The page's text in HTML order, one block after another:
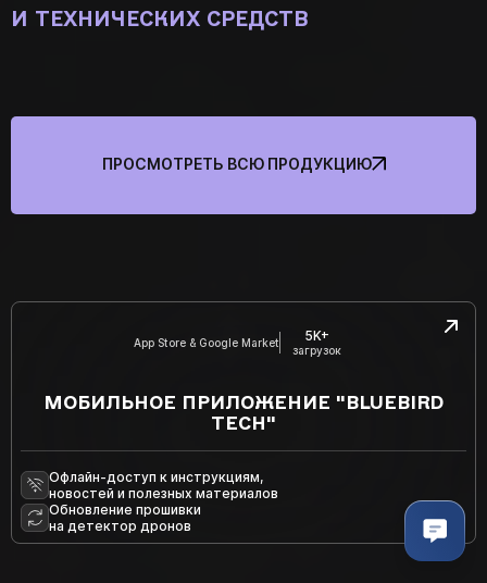
И ТЕХНИЧЕСКИХ СРЕДСТВ
ПРОСМОТРЕТЬ ВСЮ ПРОДУКЦИЮ
App Store & Google Market 5K+
загрузок
МОБИЛЬНОЕ ПРИЛОЖЕНИЕ "BLUEBIRD
TECH"
Обновление прошивки
на детектор дронов
Офлайн-доступ к инструкциям,
новостей и полезных материалов